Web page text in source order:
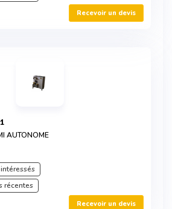
Recevoir un devis
AUTONOME
récentes
Recevoir un devis